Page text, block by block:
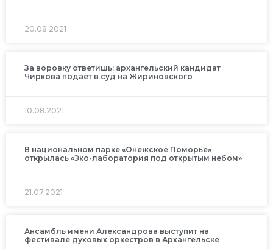
20.08.2021
За воровку ответишь: архангельский кандидат
Чиркова подает в суд на Жириновского
10.08.2021
В национальном парке «Онежское Поморье»
открылась «Эко-лаборатория под открытым небом»
21.07.2021
Ансамбль имени Александрова выступит на
фестивале духовых оркестров в Архангельске